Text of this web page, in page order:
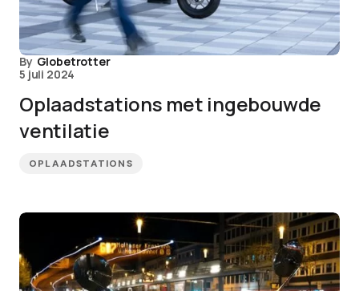
By Globetrotter
5 juli 2024
Oplaadstations met ingebouwde
ventilatie
OPLAADSTATIONS